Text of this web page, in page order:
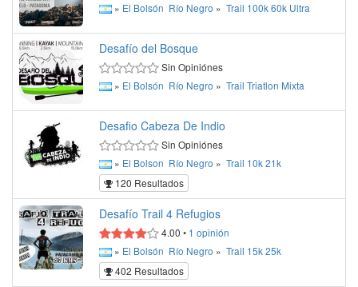
» El Bolsón Río Negro » Trail 100k60k Ultra
Desafío del Bosque
Sin Opiniónes
» El Bolsón Río Negro » Trail Triatlon Mixta
Desafio Cabeza De Indio
Sin Opiniónes
» El Bolson Río Negro » Trail 10k21k
120 Resultados
Desafío Trail 4 Refugios
4.00 • 1 opinión
» El Bolsón Río Negro » Trail 15k25k
402 Resultados